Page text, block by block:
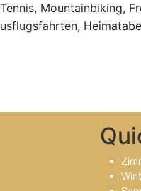
Mountainbiking,